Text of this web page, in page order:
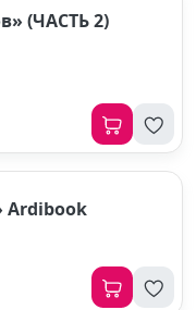
(ЧАСТЬ 2)
Ardibook